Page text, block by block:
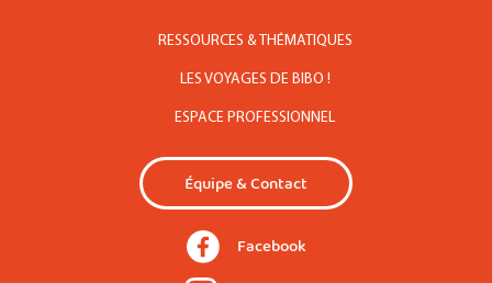
RESSOURCES & THÉMATIQUES
LES VOYAGES DE BIBO !
ESPACE PROFESSIONNEL
Équipe & Contact
Facebook